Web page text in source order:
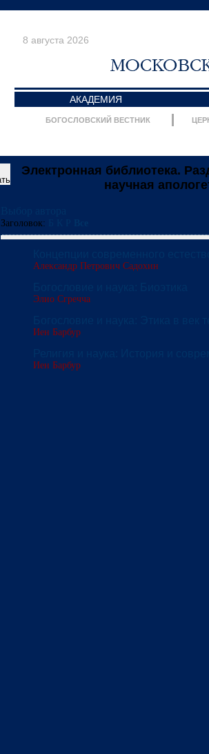
8 августа 2026
АКАДЕМИЯ
БОГОСЛОВСКИЙ ВЕСТНИК
Электронная библиотека.
научная
Заголовок:
Александр Петрович Садохин
Элио Сгречча
Иен Барбур
Иен Барбур